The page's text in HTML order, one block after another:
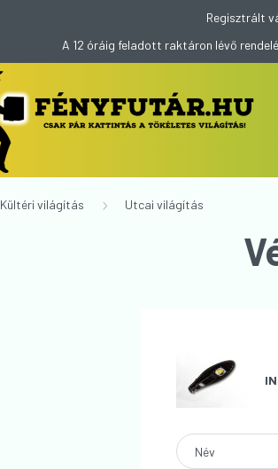
Regisztrált
A 12 óráig feladott raktáron lévő
Kültéri világítás Utcai világítás
Név